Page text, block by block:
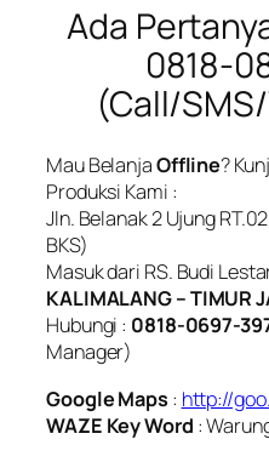
Ada
0818-
(Call/
Mau BelanjaOffline?
Produksi Kami :
Jln. Belanak 2 Ujung
BKS)
Masuk dari RS. Budi
KALIMALANG – TIMUR
Hubungi : 0818-0697-
Manager)
Google Maps : http://
WAZE Key Word :